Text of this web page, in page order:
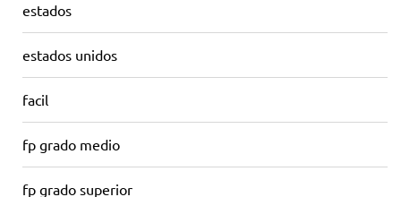
estados
estados unidos
facil
fp grado medio
fp grado superior